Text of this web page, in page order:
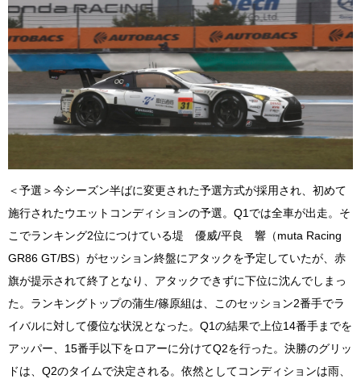
＜予選＞今シーズン半ばに変更された予選方式が採用され、初めて
施行されたウエットコンディションの予選。Q1では全車が出走。そ
こでランキング2位につけている堤 優威/平良 響（muta Racing
GR86 GT/BS）がセッション終盤にアタックを予定していたが、赤
旗が提示されて終了となり、アタックできずに下位に沈んでしまっ
た。ランキングトップの蒲生/篠原組は、このセッション2番手でラ
イバルに対して優位な状況となった。Q1の結果で上位14番手までを
アッパー、15番手以下をロアーに分けてQ2を行った。決勝のグリッ
ドは、Q2のタイムで決定される。依然としてコンディションは雨、